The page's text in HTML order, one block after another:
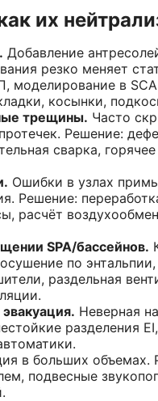
их
Добавление
резко меняет
моделирование в
косынки,
трещины. Часто
Решение:
сварка,
Ошибки в узлах
Решение:
расчёт
SPA/бассейнов.
по
раздельная
Неверная
разделения
в больших
подвесные